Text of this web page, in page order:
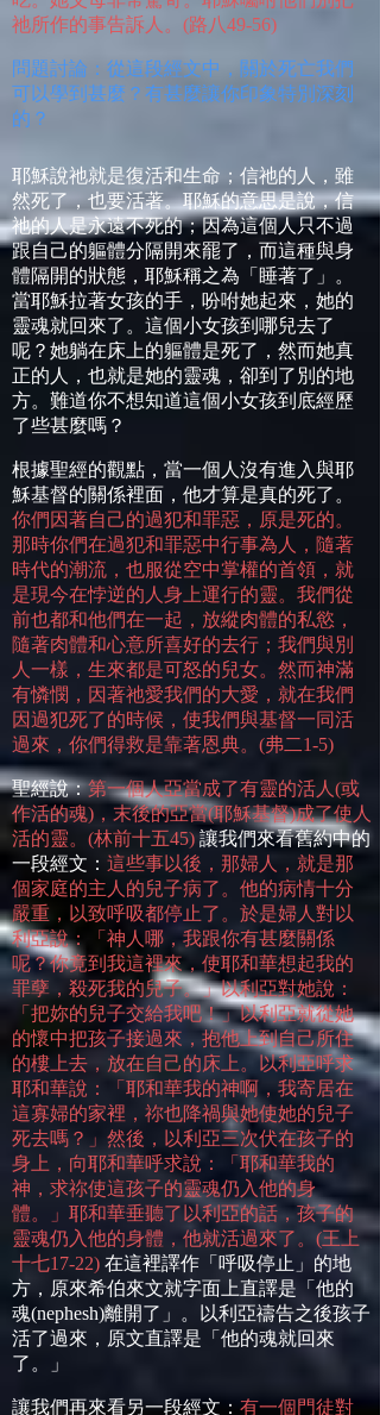
祂所作的事告訴人。 (路八49-56)
問題討論：從這段經文中，關於死亡我們
可以學到甚麼？有甚麼讓你印象特別深刻
的？
耶穌說祂就是復活和生命；信祂的人，雖
然死了，也要活著。耶穌的意思是說，信
祂的人是永遠不死的；因為這個人只不過
跟自己的軀體分隔開來罷了，而這種與身
體隔開的狀態，耶穌稱之為「睡著了」。
當耶穌拉著女孩的手，吩咐她起來，她的
靈魂就回來了。這個小女孩到哪兒去了
呢？她躺在床上的軀體是死了，然而她真
正的人，也就是她的靈魂，卻到了別的地
方。難道你不想知道這個小女孩到底經歷
了些甚麼嗎？
根據聖經的觀點，當一個人沒有進入與耶
穌基督的關係裡面，他才算是真的死了。
你們因著自己的過犯和罪惡，原是死的。
那時你們在過犯和罪惡中行事為人，隨著
時代的潮流，也服從空中掌權的首領，就
是現今在悖逆的人身上運行的靈。我們從
前也都和他們在一起，放縱肉體的私慾，
隨著肉體和心意所喜好的去行；我們與別
人一樣，生來都是可怒的兒女。然而神滿
有憐憫，因著祂愛我們的大愛，就在我們
因過犯死了的時候，使我們與基督一同活
過來，你們得救是靠著恩典。 (弗二1-5)
聖經說：第一個人亞當成了有靈的活人 (或
作活的魂) ，末後的亞當(耶穌基督)成了使人
活的靈。 (林前十五45) 讓我們來看舊約中的
一段經文： 這些事以後，那婦人，就是那
個家庭的主人的兒子病了。他的病情十分
嚴重，以致呼吸都停止了。於是婦人對以
利亞說：「神人哪，我跟你有甚麼關係
呢？你竟到我這裡來，使耶和華想起我的
罪孽，殺死我的兒子。」以利亞對她說：
「把妳的兒子交給我吧！」以利亞就從她
的懷中把孩子接過來，抱他上到自己所住
的樓上去，放在自己的床上。以利亞呼求
耶和華說：「耶和華我的神啊，我寄居在
這寡婦的家裡，祢也降禍與她使她的兒子
死去嗎？」然後，以利亞三次伏在孩子的
身上，向耶和華呼求說：「耶和華我的
神，求祢使這孩子的靈魂仍入他的身
體。」耶和華垂聽了以利亞的話，孩子的
靈魂仍入他的身體，他就活過來了。 (王上
十七17-22) 在這裡譯作「呼吸停止」的地
方，原來希伯來文就字面上直譯是「他的
魂(nephesh)離開了」。以利亞禱告之後孩子
活了過來，原文直譯是「他的魂就回來
了。」
讓我們再來看另一段經文： 有一個門徒對